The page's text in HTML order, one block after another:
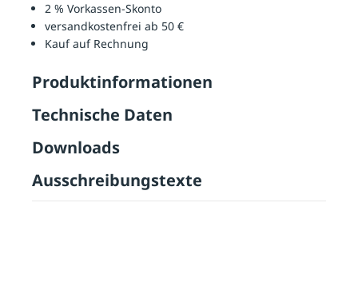
2 % Vorkassen-Skonto
versandkostenfrei ab 50 €
Kauf auf Rechnung
Produktinformationen
Technische Daten
Downloads
Ausschreibungstexte